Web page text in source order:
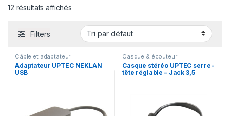
12 résultats affichés
Filters
Câble et adaptateur
Adaptateur UPTEC NEKLAN
USB
Casque & écouteur
Casque stéréo UPTEC serre-
tête réglable – Jack 3,5